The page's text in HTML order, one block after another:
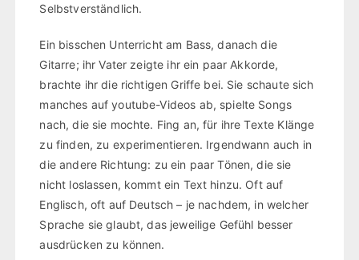
Selbstverständlich.
Ein bisschen Unterricht am Bass, danach die
Gitarre; ihr Vater zeigte ihr ein paar Akkorde,
brachte ihr die richtigen Griffe bei. Sie schaute sich
manches auf youtube-Videos ab, spielte Songs
nach, die sie mochte. Fing an, für ihre Texte Klänge
zu finden, zu experimentieren. Irgendwann auch in
die andere Richtung: zu ein paar Tönen, die sie
nicht loslassen, kommt ein Text hinzu. Oft auf
Englisch, oft auf Deutsch – je nachdem, in welcher
Sprache sie glaubt, das jeweilige Gefühl besser
ausdrücken zu können.